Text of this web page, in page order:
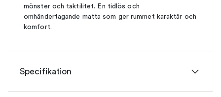
mönster och taktilitet. En tidlös och
omhändertagande matta som ger rummet karaktär och
komfort.
Specifikation